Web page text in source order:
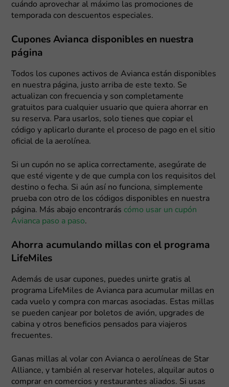
cuándo aprovechar al máximo las promociones de
temporada con descuentos especiales.
Cupones Avianca disponibles en nuestra
página
Todos los cupones activos de Avianca están disponibles
en nuestra página, justo arriba de este texto. Se
actualizan con frecuencia y son completamente
gratuitos para cualquier usuario que quiera ahorrar en
su reserva. Para usarlos, solo tienes que copiar el
código y aplicarlo durante el proceso de pago en el sitio
oficial de la aerolínea.
Si un cupón no se aplica correctamente, asegúrate de
que esté vigente y de que cumpla con los requisitos del
destino o fecha. Si aún así no funciona, simplemente
prueba con otro de los códigos disponibles en nuestra
página. Más abajo encontrarás cómo usar un cupón
Avianca paso a paso.
Ahorra acumulando millas con el programa
LifeMiles
Además de usar cupones, puedes unirte gratis al
programa LifeMiles de Avianca para acumular millas en
cada vuelo y compra con marcas asociadas. Estas millas
se pueden canjear por boletos de avión, upgrades de
cabina y otros beneficios pensados para viajeros
frecuentes.
Ganas millas al volar con Avianca o aerolíneas de Star
Alliance, y también al reservar hoteles, alquilar autos o
comprar en comercios y restaurantes aliados. Si usas